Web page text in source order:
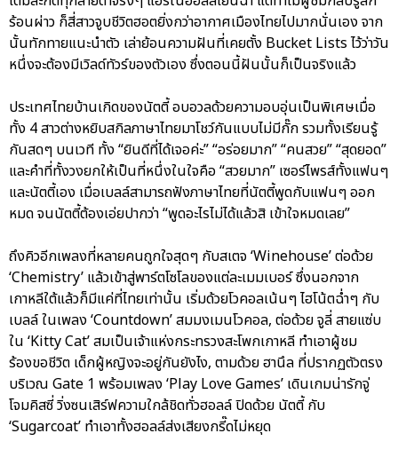
ร้อนผ่าว ก็สี่สาวจูบชีวิตฮอตยิ่งกว่าอากาศเมืองไทยไปมากนั่นเอง จาก
นั้นทักทายแนะนำตัว เล่าย้อนความฝันที่เคยตั้ง Bucket Lists ไว้ว่าวัน
หนึ่งจะต้องมีเวิลด์ทัวร์ของตัวเอง ซึ่งตอนนี้ฝันนั้นก็เป็นจริงแล้ว
ประเทศไทยบ้านเกิดของนัตตี้ อบอวลด้วยความอบอุ่นเป็นพิเศษเมื่อ
ทั้ง 4 สาวต่างหยิบสกิลภาษาไทยมาโชว์กันแบบไม่มีกั๊ก รวมทั้งเรียนรู้
กันสดๆ บนเวที ทั้ง “ยินดีที่ได้เจอค่ะ” “อร่อยมาก” “คนสวย” “สุดยอด”
และคำที่ทั้งวงยกให้เป็นที่หนึ่งในใจคือ “สวยมาก” เซอร์ไพรส์ทั้งแฟนๆ
และนัตตี้เอง เมื่อเบลล์สามารถฟังภาษาไทยที่นัตตี้พูดกับแฟนๆ ออก
หมด จนนัตตี้ต้องเอ่ยปากว่า “พูดอะไรไม่ได้แล้วสิ เข้าใจหมดเลย”
ถึงคิวอีกเพลงที่หลายคนถูกใจสุดๆ กับสเตจ ‘Winehouse’ ต่อด้วย
‘Chemistry’ แล้วเข้าสู่พาร์ตโซโลของแต่ละเมมเบอร์ ซึ่งนอกจาก
เกาหลีใต้แล้วก็มีแค่ที่ไทยเท่านั้น เริ่มด้วยโวคอลเน้นๆ ไฮโน้ตฉ่ำๆ กับ
เบลล์ ในเพลง ‘Countdown’ สมมงเมนโวคอล, ต่อด้วย จูลี่ สายแซ่บ
ใน ‘Kitty Cat’ สมเป็นเจ้าแห่งกระทรวงสะโพกเกาหลี ทำเอาผู้ชม
ร้องขอชีวิต เด็กผู้หญิงจะอยู่กันยังไง, ตามด้วย ฮานึล ที่ปรากฏตัวตรง
บริเวณ Gate 1 พร้อมเพลง ‘Play Love Games’ เดินเกมน่ารักจู่
โจมคิสซี่ วิ่งซนเสิร์ฟความใกล้ชิดทั่วฮอลล์ ปิดด้วย นัตตี้ กับ
‘Sugarcoat’ ทำเอาทั้งฮอลล์ส่งเสียงกรี๊ดไม่หยุด